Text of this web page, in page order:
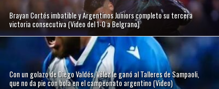
Brayan Cortés imbatible y Argentinos Juniors completo su tercera
victoria consecutiva (Video del 1-0 a Belgrano)
Con un golazo de Diego Valdés, Vélez le ganó al Talleres de Sampaoli,
que no da pie con bola en el campeonato argentino (Video)